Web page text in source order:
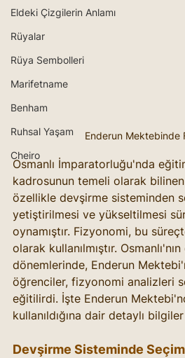
Eldeki Çizgilerin Anlamı
Rüyalar
Rüya Sembolleri
Marifetname
Benham
Ruhsal Yaşam
Cheiro
Enderun Mektebinde
Osmanlı İmparatorluğu'nda
kadrosunun temeli olarak
özellikle devşirme sisteminden
yetiştirilmesi ve yükseltilmesi
oynamıştır. Fizyonomi, bu
olarak kullanılmıştır.
dönemlerinde, Enderun
öğrenciler, fizyonomi analizleri
eğitilirdi. İşte Enderun
kullanıldığına dair detaylı
Devşirme Sisteminde